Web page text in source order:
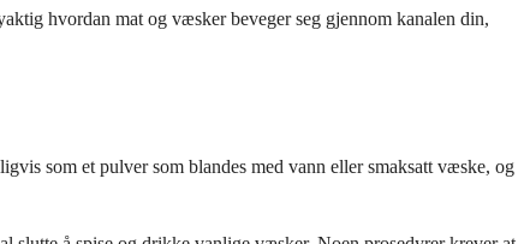
hvordan mat og væsker beveger seg gjennom kanalen din,
som et pulver som blandes med vann eller smaksatt væske, og